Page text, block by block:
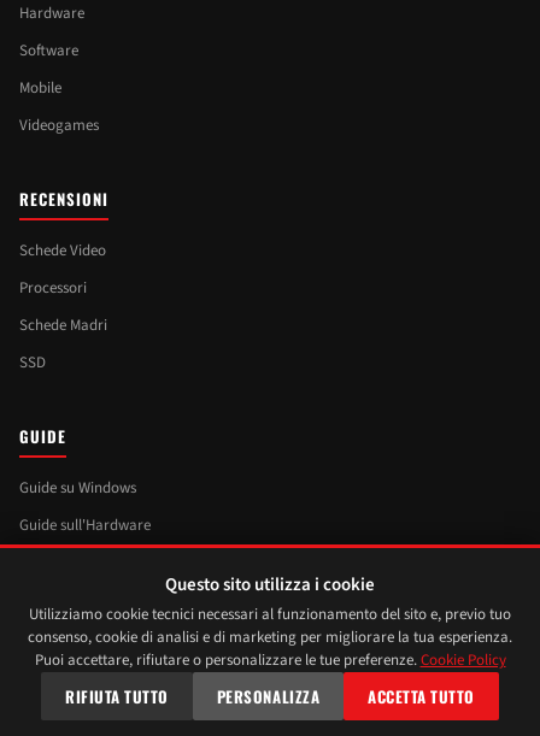
Hardware
Software
Mobile
Videogames
RECENSIONI
Schede Video
Processori
Schede Madri
SSD
GUIDE
Guide su Windows
Guide sull'Hardware
© 2026 XtremeHardware.com — Tutti i
diritti riservati
Privacy Cookie Policy·Gestisci cookie
Contatti
Questo sito utilizza i cookie
Utilizziamo cookie tecnici necessari al funzionamento del sito e, previo tuo
consenso, cookie di analisi e di marketing per migliorare la tua esperienza.
Puoi accettare, rifiutare o personalizzare le tue preferenze.Cookie Policy
RIFIUTA TUTTO PERSONALIZZA ACCETTA TUTTO